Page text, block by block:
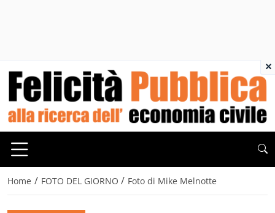
Home / FOTO DEL GIORNO / Foto di Mike Melnotte
×